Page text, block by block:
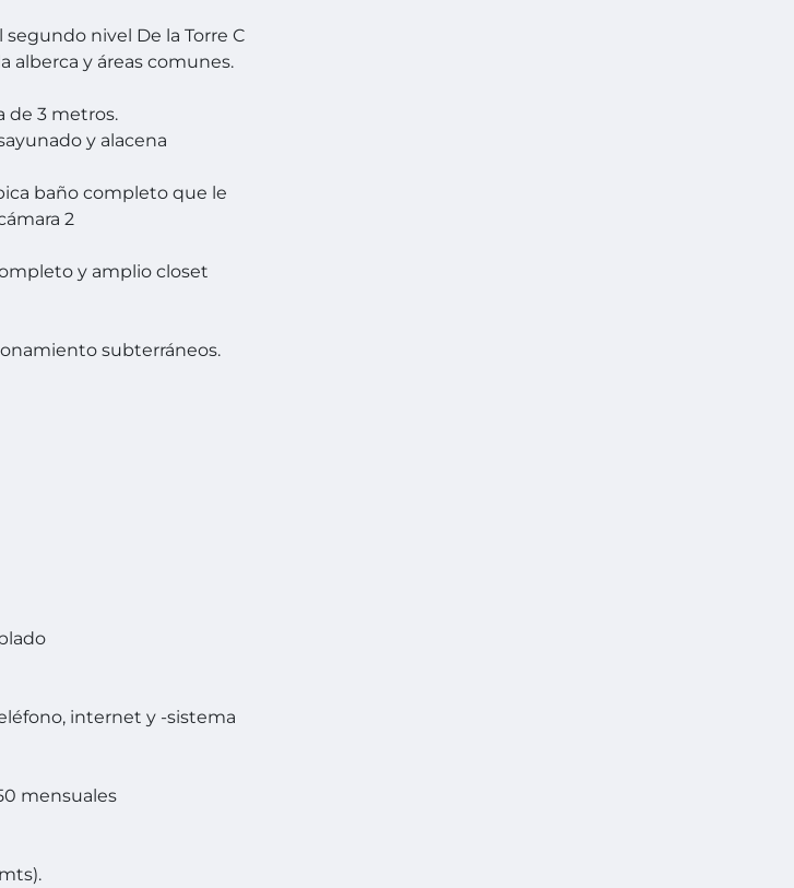
nivel De la Torre C
alberca y áreas comunes.
de 3 metros.
y alacena
baño completo que le
2
y amplio closet
subterráneos.
internet y -sistema
mensuales